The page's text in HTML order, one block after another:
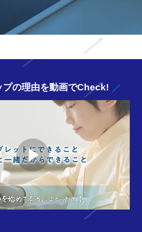
プの理由を動画でCheck!